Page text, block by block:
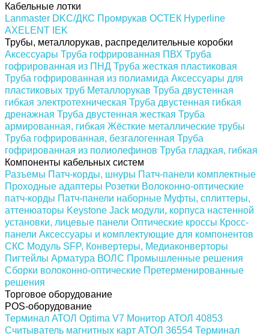
Кабельные лотки
Lanmaster DKC/ДКС Промрукав ОСТЕК Hyperline
AXELENT IEK
Трубы, металлорукав, распределительные коробки
Аксессуары Труба гофрированная ПВХ Труба
гофрированная из ПНД Труба жесткая пластиковая
Труба гофрированная из полиамида Аксессуары для
пластиковых труб Металлорукав Труба двустенная
гибкая электротехническая Труба двустенная гибкая
дренажная Труба двустенная жесткая Труба
армированная, гибкая Жёсткие металлические трубы
Труба гофрированная, безгалогенная Труба
гофрированная из полиолефинов Труба гладкая, гибкая
Компоненты кабельных систем
Разъемы Патч-корды, шнуры Патч-панели комплектные
Проходные адаптеры Розетки Волоконно-оптические
патч-корды Патч-панели наборные Муфты, сплиттеры,
аттенюаторы Keystone Jack модули, корпуса настенной
установки, лицевые панели Оптические кроссы Кросс-
панели Аксессуары и комплектующие для компонентов
СКС Модуль SFP, Конвертеры, Медиаконверторы
Пигтейлы Арматура ВОЛС Промышленные решения
Сборки волоконно-оптические Претерменированные
решения
Торговое оборудование
POS-оборудование
Терминал АТОЛ Optima V7 Монитор АТОЛ 40853
Считыватель магнитных карт АТОЛ 36554 Терминал